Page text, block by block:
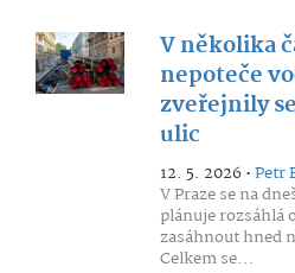
V několika
nepoteče
zveřejnily
ulic
12. 5. 2026 •Petr
V Praze se na
plánuje rozsáhlá
zasáhnout hned
Celkem se...